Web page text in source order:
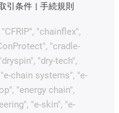
引条件 手続規則
"chainflex",
"cradle-
"dry-tech",
chain systems", "e-
"energy chain",
"e-skin", "e-